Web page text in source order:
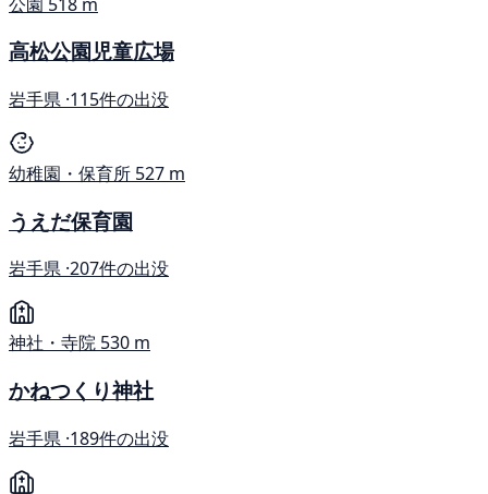
高松公園児童広場
岩手県 ·115件の出没
幼稚園・保育所 527 m
うえだ保育園
岩手県 ·207件の出没
神社・寺院 530 m
かねつくり神社
岩手県 ·189件の出没